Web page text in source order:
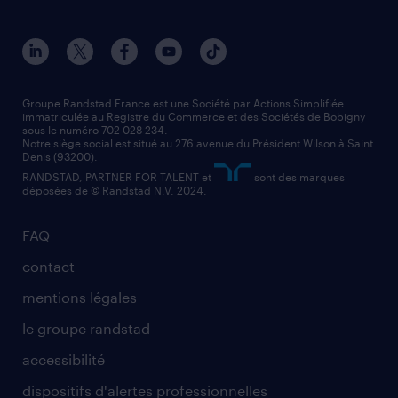
manutentionnaire
assistant administratif
comptable
contact entreprise
faq intérim / recrutement
nos agences par ville
nos agences par région
nos cabinets de recrutement
FAQ
contact
mentions légales
le groupe randstad
accessibilité
dispositifs d'alertes professionnelles
Groupe Randstad France est une Société par Actions Simplifiée
immatriculée au Registre du Commerce et des Sociétés de Bobigny
sous le numéro 702 028 234.
Notre siège social est situé au 276 avenue du Président Wilson à Saint
Denis (93200).
RANDSTAD, PARTNER FOR TALENT et
sont des marques
déposées de © Randstad N.V. 2024.